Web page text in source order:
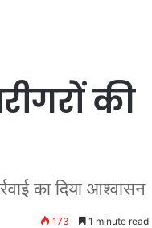
की
का दिया आश्वासन
173 1 minute read